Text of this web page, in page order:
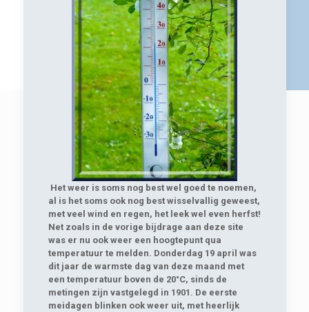
Het weer is soms nog best wel goed te noemen,
al is het soms ook nog best wisselvallig geweest,
met veel wind en regen, het leek wel even herfst!
Net zoals in de vorige bijdrage aan deze site
was er nu ook weer een hoogtepunt qua
temperatuur te melden. Donderdag 19 april was
dit jaar de warmste dag van deze maand met
een temperatuur boven de 20°C, sinds de
metingen zijn vastgelegd in 1901. De eerste
meidagen blinken ook weer uit, met heerlijk